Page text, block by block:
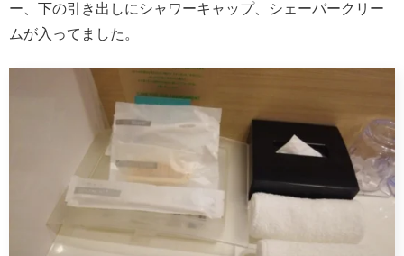
ー、下の引き出しにシャワーキャップ、シェーバークリー
ムが入ってました。